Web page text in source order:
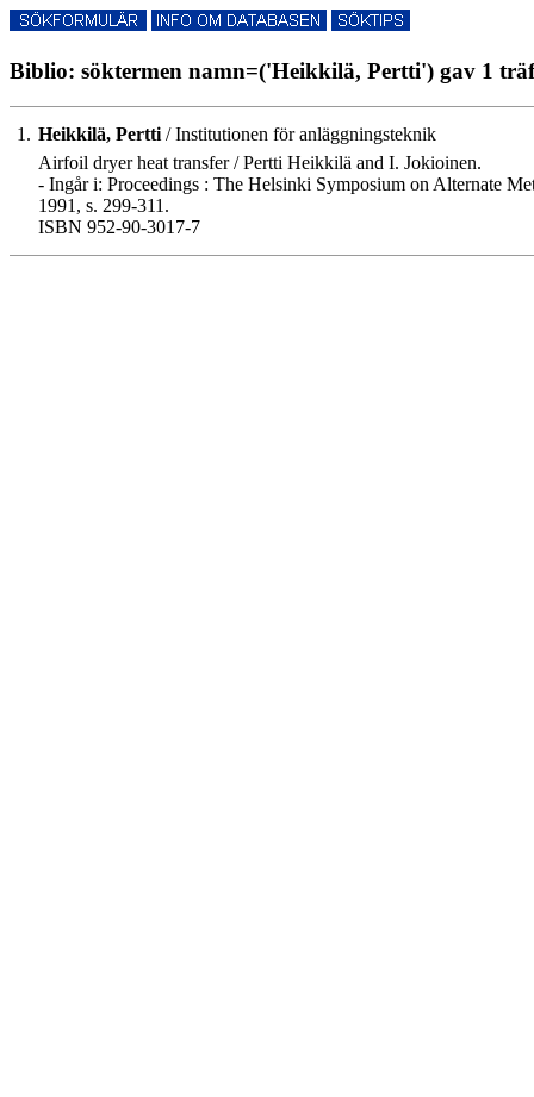
Biblio: söktermen namn=('Heikkilä, Pertti') gav 1
1. Heikkilä, Pertti/ Institutionen för anläggningsteknik
Airfoil dryer heat transfer / Pertti Heikkilä and I. Jokioinen.
- Ingår i: Proceedings : The Helsinki Symposium on Alternate
1991, s. 299-311.
ISBN 952-90-3017-7